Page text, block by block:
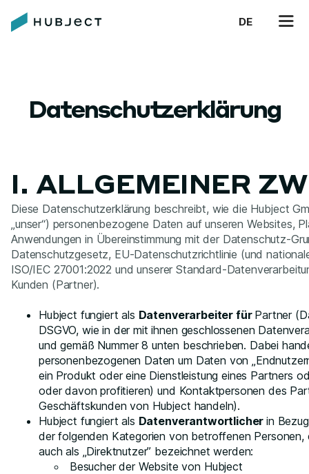
DE
Datenschutzerklärung
I. ALLGEMEINER
Diese Datenschutzerklärung beschreibt, wie die Hubject
„unser“) personenbezogene Daten auf unseren Websites,
Anwendungen in Übereinstimmung mit der Datenschutz-
Datenschutzgesetz, EU-Datenschutzrichtlinie (und
ISO/IEC 27001:2022 und unserer Standard-
Kunden (Partner).
Hubject fungiert als Datenverarbeiter für Partner
DSGVO, wie in der mit ihnen geschlossenen
und gemäß Nummer 8 unten beschrieben. Dabei
personenbezogenen Daten um Daten von
ein Produkt oder eine Dienstleistung eines Partners
oder davon profitieren) und Kontaktpersonen des
Geschäftskunden von Hubject handeln).
Hubject fungiert als Datenverantwortlicherin
der folgenden Kategorien von betroffenen Personen,
auch als „Direktnutzer” bezeichnet werden:
Besucher der Website von Hubject